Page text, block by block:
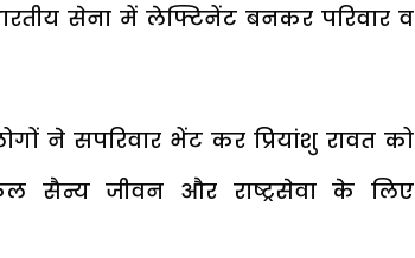
सेना में लेफ्टिनेंट बनकर परिवार व
ने सपरिवार भेंट कर प्रियांशु रावत को
सैन्य जीवन और राष्ट्रसेवा के लिए